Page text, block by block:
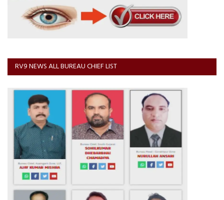
RV9 NEWS ALL BUREAU CHIEF LIST